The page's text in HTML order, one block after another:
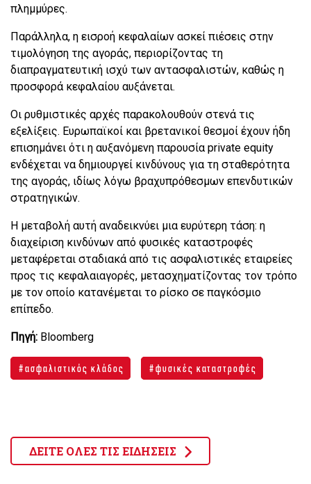
πλημμύρες.
Παράλληλα, η εισροή κεφαλαίων ασκεί πιέσεις στην
τιμολόγηση της αγοράς, περιορίζοντας τη
διαπραγματευτική ισχύ των αντασφαλιστών, καθώς η
προσφορά κεφαλαίου αυξάνεται.
Οι ρυθμιστικές αρχές παρακολουθούν στενά τις
εξελίξεις. Ευρωπαϊκοί και βρετανικοί θεσμοί έχουν ήδη
επισημάνει ότι η αυξανόμενη παρουσία private equity
ενδέχεται να δημιουργεί κινδύνους για τη σταθερότητα
της αγοράς, ιδίως λόγω βραχυπρόθεσμων επενδυτικών
στρατηγικών.
Η μεταβολή αυτή αναδεικνύει μια ευρύτερη τάση: η
διαχείριση κινδύνων από φυσικές καταστροφές
μεταφέρεται σταδιακά από τις ασφαλιστικές εταιρείες
προς τις κεφαλαιαγορές, μετασχηματίζοντας τον τρόπο
με τον οποίο κατανέμεται το ρίσκο σε παγκόσμιο
επίπεδο.
Πηγή: Bloomberg
ασφαλιστικός κλάδος φυσικές καταστροφές
ΔΕΙΤΕ ΟΛΕΣ ΤΙΣ ΕΙΔΗΣΕΙΣ